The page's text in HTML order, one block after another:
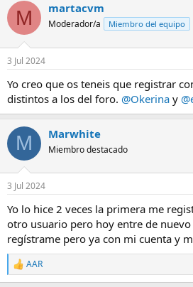
c
i
e
:
M martacvm
Moderador/a Miembro del equipo
3 Jul 2024
Yo creo que os teneis que registrar
distintos a los del foro. @Okerina y
M Marwhite
Miembro destacado
3 Jul 2024
Yo lo hice 2 veces la primera me
otro usuario pero hoy entre de
regístrame pero ya con mi cuenta y
R
e
AAR